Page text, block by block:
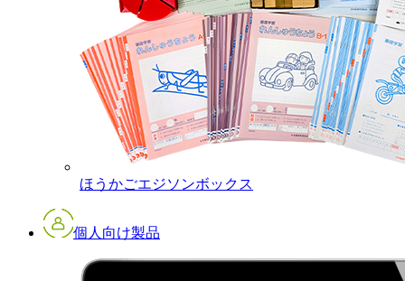
ほうかごエジソンボックス
個人向け製品